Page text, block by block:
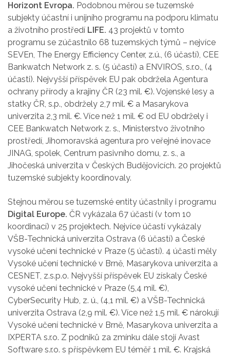
Horizont Evropa. Podobnou měrou se tuzemské
subjekty účastní i unijního programu na podporu klimatu
a životního prostředí LIFE. 43 projektů v tomto
programu se zúčastnilo 68 tuzemských týmů – nejvíce
SEVEn, The Energy Efficiency Center, z.ú., (6 účastí), CEE
Bankwatch Network z. s. (5 účastí) a ENVIROS, s.r.o., (4
účasti). Nejvyšší příspěvek EU pak obdržela Agentura
ochrany přírody a krajiny ČR (23 mil. €). Vojenské lesy a
statky ČR, s.p., obdržely 2,7 mil. € a Masarykova
univerzita 2,3 mil. €. Více než 1 mil. € od EU obdržely i
CEE Bankwatch Network z. s., Ministerstvo životního
prostředí, Jihomoravská agentura pro veřejné inovace
JINAG, spolek, Centrum pasivního domu, z. s., a
Jihočeská univerzita v Českých Budějovicích. 20 projektů
tuzemské subjekty koordinovaly.
Stejnou měrou se tuzemské entity účastnily i programu
Digital Europe. ČR vykázala 67 účastí (v tom 10
koordinací) v 25 projektech. Nejvíce účastí vykázaly
VŠB-Technická univerzita Ostrava (6 účastí) a České
vysoké učení technické v Praze (5 účastí). 4 účasti měly
Vysoké učení technické v Brně, Masarykova univerzita a
CESNET, z.s.p.o. Nejvyšší příspěvek EU získaly České
vysoké učení technické v Praze (5,4 mil. €),
CyberSecurity Hub, z. ú., (4,1 mil. €) a VŠB-Technická
univerzita Ostrava (2,9 mil. €). Více než 1,5 mil. € nárokují
Vysoké učení technické v Brně, Masarykova univerzita a
IXPERTA s.r.o. Z podniků za zmínku dále stojí Avast
Software s.r.o. s příspěvkem EU téměř 1 mil. €. Krajská